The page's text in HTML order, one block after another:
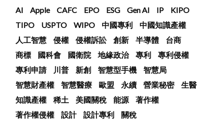
AI Apple CAFC EPO ESG Gen AI IP
KIPO
TIPO
USPTO WIPO 中國專利
中國知識產權
人工智慧
侵權 侵權訴訟 創新 半導體
台商
商標
國科會 國衛院 地緣政治 專利
專利侵權
專利申請
川普 新創 智慧型手機
智慧局
智慧財產權
智慧醫療 歐盟 永續 營業秘密
生醫
知識產權
稀土 美國關稅 能源
著作權
著作權侵權
設計 設計專利 關稅